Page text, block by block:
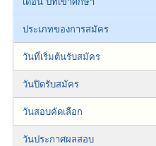
ประเภทของการสมัคร
วันที่เริ่มต้นรับสมัคร
วันปิดรับสมัคร
วันสอบคัดเลือก
วันประกาศผลสอบ